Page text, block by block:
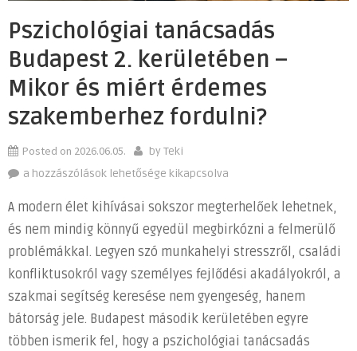
Pszichológiai tanácsadás
Budapest 2. kerületében –
Mikor és miért érdemes
szakemberhez fordulni?
Posted on 2026.06.05. byTeki
Pszichológiai
Budapest
2.
kerületében
–
Mikor
és
miért
a hozzászólások lehetősége kikapcsolva
A modern élet kihívásai sokszor megterhelőek lehetnek,
és nem mindig könnyű egyedül megbirkózni a felmerülő
problémákkal. Legyen szó munkahelyi stresszről, családi
konfliktusokról vagy személyes fejlődési akadályokról, a
szakmai segítség keresése nem gyengeség, hanem
bátorság jele. Budapest második kerületében egyre
többen ismerik fel, hogy a pszichológiai tanácsadás